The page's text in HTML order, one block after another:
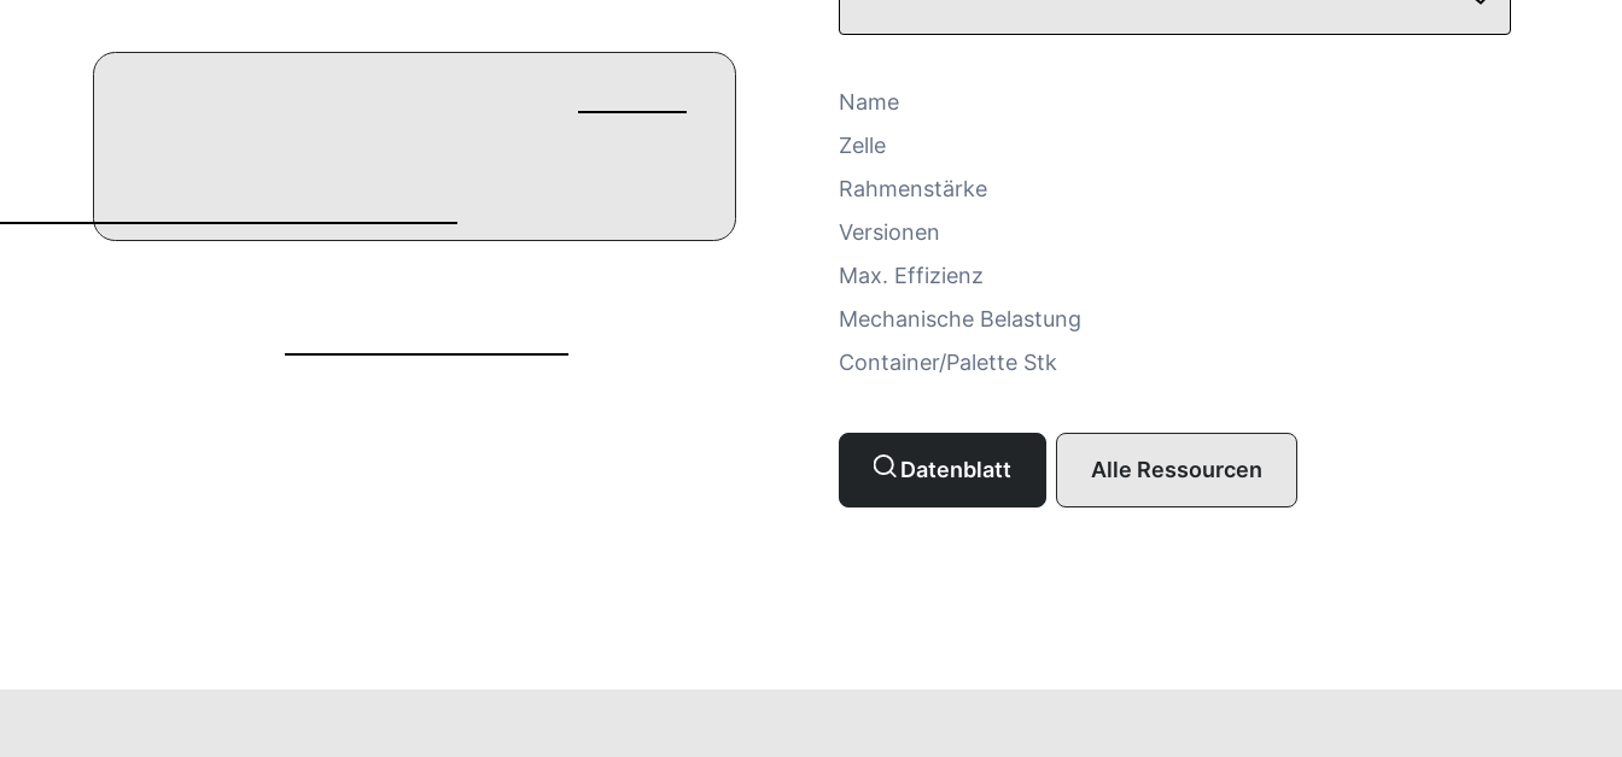
Name
Zelle
Rahmenstärke
Versionen
Max. Effizienz
Mechanische Belastung
Container/Palette Stk
Datenblatt Alle Ressourcen